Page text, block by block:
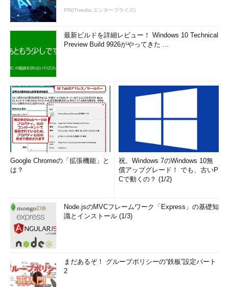
PR(ITmedia エンタープライズ)
最新ビルドを詳細レビュー！ Windows 10 Technical
Preview Build 9926がやってきた ...
Google Chromeの「拡張機能」と
は？
祝、Windows 7のWindows 10無
償アップグレード！ でも、古いP
Cで動くの？ (1/2)
Node.jsのMVCフレームワーク「Express」の基礎知
識とインストール (1/3)
まだあるぞ！ グループポリシーの“鉄板”設定パート
2